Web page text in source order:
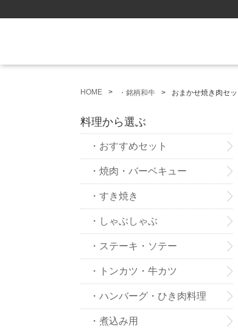
HOME ・銘柄和牛 おまかせ焼き肉セ
料理から選ぶ
・おすすめセット
・焼肉・バーベキュー
・すき焼き
・しゃぶしゃぶ
・ステーキ・ソテー
・トンカツ・牛カツ
・ハンバーグ・ひき肉料理
・煮込み用